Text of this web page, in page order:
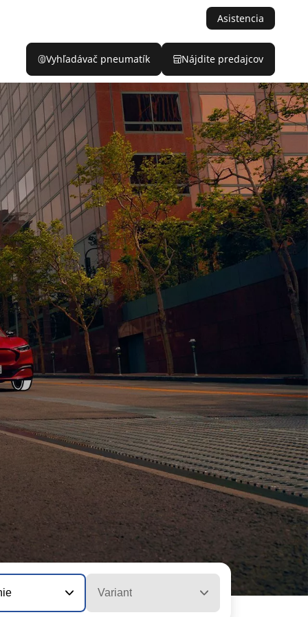
Asistencia
Vyhľadávač pneumatík Nájdite predajcov
Variant